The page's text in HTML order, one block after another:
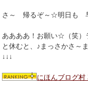
さ～ 帰るぞ～☆明日も
ああああ！お願い☆（笑）
と休むと、♪まっさかさ～
↓↓↓
にほんブログ村